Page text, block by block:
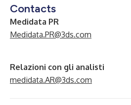
Contacts
Medidata PR
Medidata.PR@3ds.com
Relazioni con gli analisti
medidata.AR@3ds.com